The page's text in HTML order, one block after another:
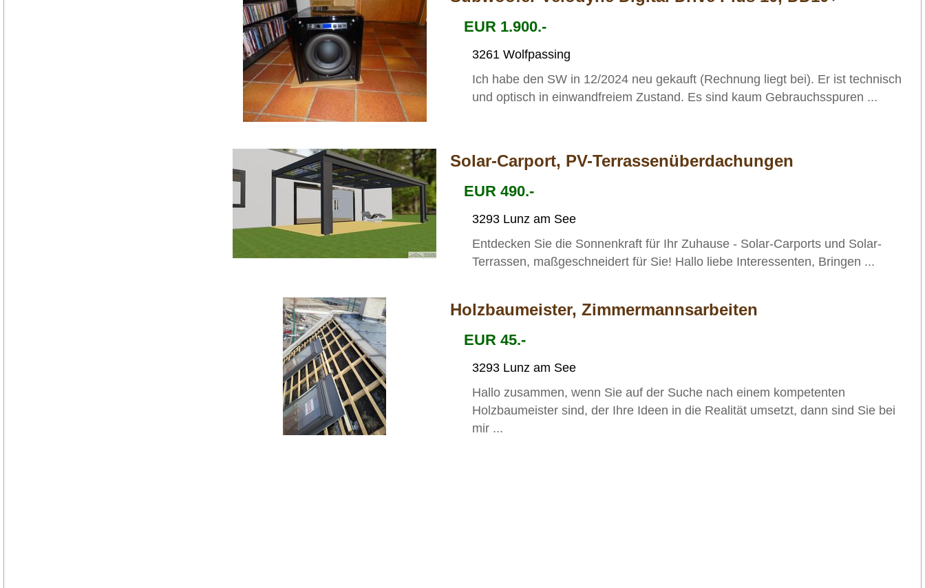
EUR 1.900.-
3261 Wolfpassing
Ich habe den SW in 12/2024 neu gekauft (Rechnung liegt bei). Er ist technisch
und optisch in einwandfreiem Zustand. Es sind kaum Gebrauchsspuren ...
Solar-Carport, PV-Terrassenüberdachungen
EUR 490.-
3293 Lunz am See
Entdecken Sie die Sonnenkraft für Ihr Zuhause - Solar-Carports und Solar-
Terrassen, maßgeschneidert für Sie! Hallo liebe Interessenten, Bringen ...
Holzbaumeister, Zimmermannsarbeiten
EUR 45.-
3293 Lunz am See
Hallo zusammen, wenn Sie auf der Suche nach einem kompetenten
Holzbaumeister sind, der Ihre Ideen in die Realität umsetzt, dann sind Sie bei
mir ...